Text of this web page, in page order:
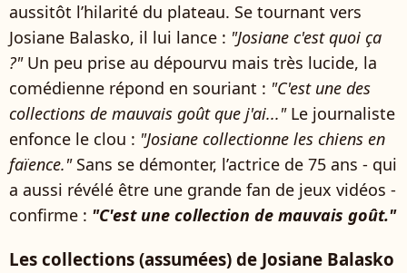
aussitôt l’hilarité du plateau. Se tournant vers
Josiane Balasko, il lui lance : "Josiane c'est quoi ça
?" Un peu prise au dépourvu mais très lucide, la
comédienne répond en souriant : "C'est une des
collections de mauvais goût que j'ai..."Le journaliste
enfonce le clou : "Josiane collectionne les chiens en
faïence."Sans se démonter, l’actrice de 75 ans - qui
a aussi révélé être une grande fan de jeux vidéos -
confirme : "C'est une collection de mauvais goût."
Les collections (assumées) de Josiane Balasko